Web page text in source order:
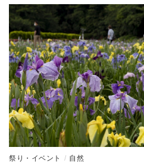
祭り・イベント 自然